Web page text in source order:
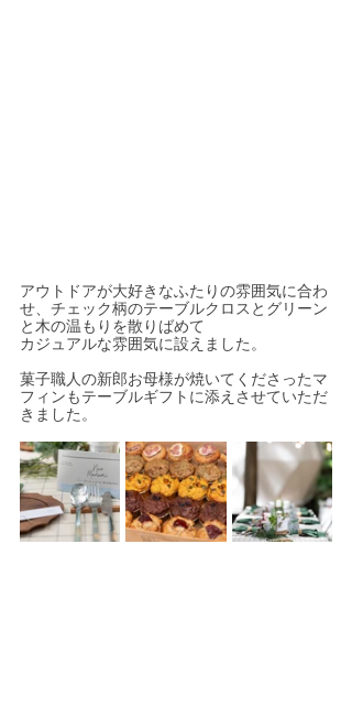
アウトドアが大好きなふたりの雰囲気に合わ
せ、チェック柄のテーブルクロスとグリーン
と木の温もりを散りばめて
カジュアルな雰囲気に設えました。
菓子職人の新郎お母様が焼いてくださったマ
フィンもテーブルギフトに添えさせていただ
きました。